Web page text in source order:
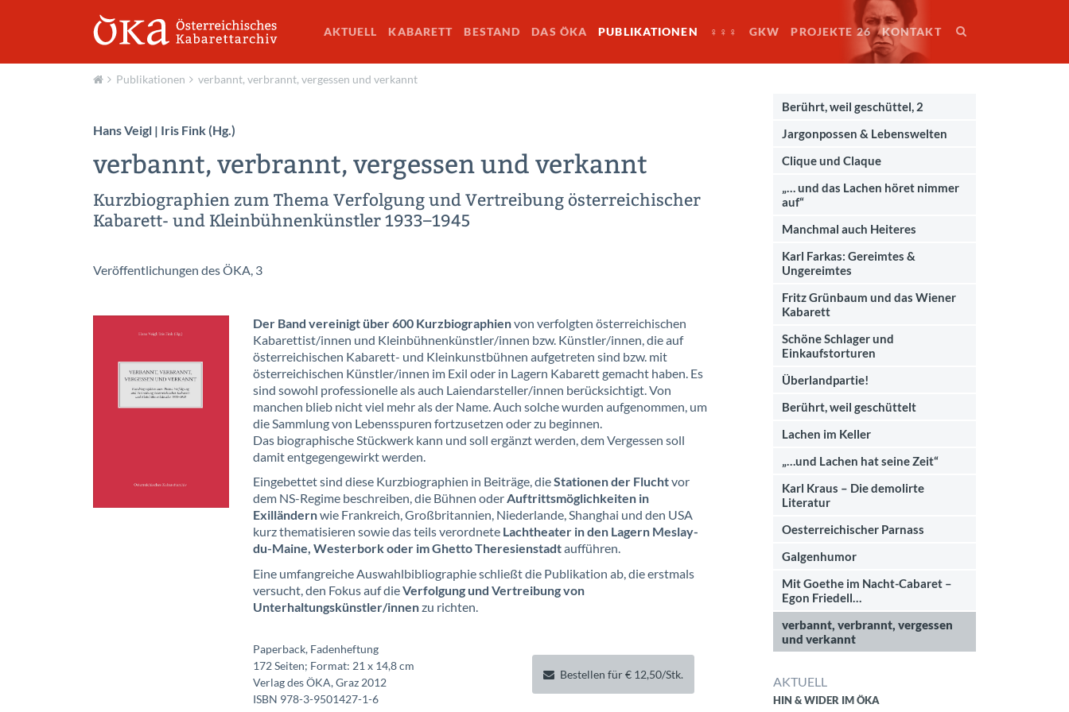
AKTUELL KABARETT BESTAND DAS ÖKA PUBLIKATIONEN ♀♀♀ GKW PROJEKTE 26 KONTAKT
Publikationen verbannt, verbrannt, vergessen und verkannt
Hans Veigl | Iris Fink (Hg.)
verbannt, verbrannt, vergessen und verkannt
Kurzbiographien zum Thema Verfolgung und Vertreibung öster­reichischer
Kabarett- und Klein­bühnen­künstler 1933–1945
Veröffentlichungen des ÖKA, 3
Der Band vereinigt über 600 Kurzbiographienvon verfolgten österreichischen
Kabarettist/innen und Kleinbühnenkünstler/innen bzw. Künstler/innen, die auf
österreichischen Kabarett- und Kleinkunstbühnen aufgetreten sind bzw. mit
österreichischen Künstler/innen im Exil oder in Lagern Kabarett gemacht haben. Es
sind sowohl professionelle als auch Laiendarsteller/innen berücksichtigt. Von
manchen blieb nicht viel mehr als der Name. Auch solche wurden aufgenommen, um
die Sammlung von Lebensspuren fortzusetzen oder zu beginnen.
Das biographische Stückwerk kann und soll ergänzt werden, dem Vergessen soll
damit entgegengewirkt werden.
Eingebettet sind diese Kurzbiographien in Beiträge, dieStationen der Fluchtvor
dem NS-Regime beschreiben, die Bühnen oderAuftrittsmöglichkeiten in
Exilländernwie Frankreich, Großbritannien, Niederlande, Shanghai und den USA
kurz thematisieren sowie das teils verordnete Lachtheater in den Lagern Meslay-
du-Maine, Westerbork oder im Ghetto Theresienstadtaufführen.
Eine umfangreiche Auswahlbibliographie schließt die Publikation ab, die erstmals
versucht, den Fokus auf dieVerfolgung und Vertreibung von
Unterhaltungskünstler/innenzu richten.
Paperback, Fadenheftung
172 Seiten; Format: 21 x14,8cm
Verlag des ÖKA, Graz 2012
ISBN 978-3-9501427-1-6
Bestellen für € 12,50/Stk.
Berührt, weil geschüttel, 2
Jargonpossen & Lebenswelten
Clique und Claque
„… und das Lachen höret nimmer
auf“
Manchmal auch Heiteres
Karl Farkas: Gereimtes &
Ungereimtes
Fritz Grünbaum und das Wiener
Kabarett
Schöne Schlager und
Einkaufstorturen
Überlandpartie!
Berührt, weil geschüttelt
Lachen im Keller
„…und Lachen hat seine Zeit“
Karl Kraus – Die demolirte
Literatur
Oesterreichischer Parnass
Galgenhumor
Mit Goethe im Nacht-Cabaret –
Egon Friedell…
verbannt, verbrannt, vergessen
und verkannt
AKTUELL
HIN & WIDER IM ÖKA